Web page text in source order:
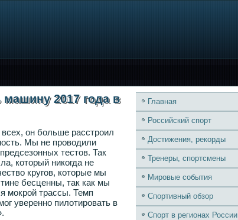
2017 года в
он больше расстроил
Мы не проводили
тестов. Так
который никогда не
кругов, которые мы
бесценны, так как мы
мокрой трассы. Темп
уверенно пилотировать в
Главная
Российский спорт
Достижения, рекорды
Тренеры, спортсмены
Мировые события
Спортивный обзор
Спорт в регионах России